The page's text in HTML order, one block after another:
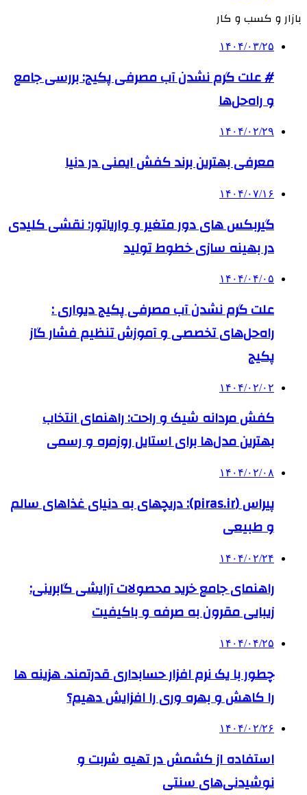
بازار و کسب و کار
۱۴۰۴/۰۳/۲۵
# علت گرم نشدن آب مصرفی پکیج: بررسی جامع
و راه‌حل‌ها
۱۴۰۴/۰۲/۲۹
معرفی بهترین برند کفش ایمنی در دنیا
۱۴۰۴/۰۷/۱۶
گیربکس های دور متغیر و واریاتور: نقشی کلیدی
در بهینه سازی خطوط تولید
۱۴۰۴/۰۴/۰۵
علت گرم نشدن آب مصرفی پکیج دیواری :
راه‌حل‌های تخصصی و آموزش تنظیم فشار گاز
پکیج
۱۴۰۴/۰۲/۰۲
کفش مردانه شیک و راحت: راهنمای انتخاب
بهترین مدل‌ها برای استایل روزمره و رسمی
۱۴۰۴/۰۲/۰۸
پیراس (piras.ir): دریچهای به دنیای غذاهای سالم
و طبیعی
۱۴۰۴/۰۲/۲۴
راهنمای جامع خرید محصولات آرایشی گابرینی:
زیبایی مقرون به صرفه و باکیفیت
۱۴۰۴/۰۴/۲۵
چطور با یک نرم افزار حسابداری قدرتمند، هزینه ها
را کاهش و بهره وری را افزایش دهیم؟
۱۴۰۴/۰۲/۲۶
استفاده از کشمش در تهیه شربت و
نوشیدنی‌های سنتی